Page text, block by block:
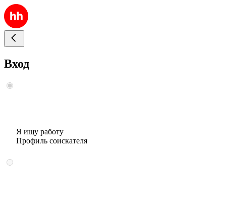
Вход
Я ищу работу
Профиль соискателя